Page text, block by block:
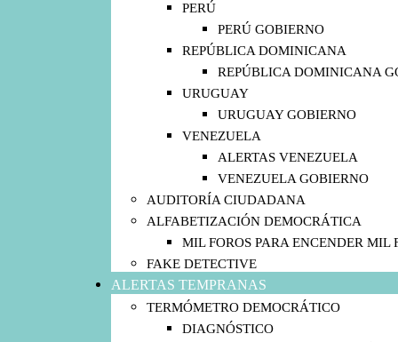
PERÚ
PERÚ GOBIERNO
REPÚBLICA DOMINICANA
REPÚBLICA DOMINICANA
URUGUAY
URUGUAY GOBIERNO
VENEZUELA
ALERTAS VENEZUELA
VENEZUELA GOBIERNO
AUDITORÍA CIUDADANA
ALFABETIZACIÓN DEMOCRÁTICA
MIL FOROS PARA ENCENDER MIL
FAKE DETECTIVE
ALERTAS TEMPRANAS
TERMÓMETRO DEMOCRÁTICO
DIAGNÓSTICO